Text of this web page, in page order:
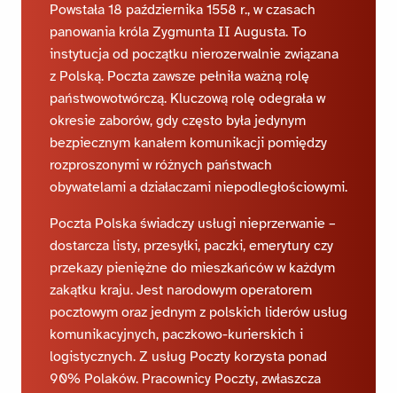
Powstała 18 października 1558 r., w czasach
panowania króla Zygmunta II Augusta. To
instytucja od początku nierozerwalnie związana
z Polską. Poczta zawsze pełniła ważną rolę
państwowotwórczą. Kluczową rolę odegrała w
okresie zaborów, gdy często była jedynym
bezpiecznym kanałem komunikacji pomiędzy
rozproszonymi w różnych państwach
obywatelami a działaczami niepodległościowymi.
Poczta Polska świadczy usługi nieprzerwanie –
dostarcza listy, przesyłki, paczki, emerytury czy
przekazy pieniężne do mieszkańców w każdym
zakątku kraju. Jest narodowym operatorem
pocztowym oraz jednym z polskich liderów usług
komunikacyjnych, paczkowo-kurierskich i
logistycznych. Z usług Poczty korzysta ponad
90% Polaków. Pracownicy Poczty, zwłaszcza